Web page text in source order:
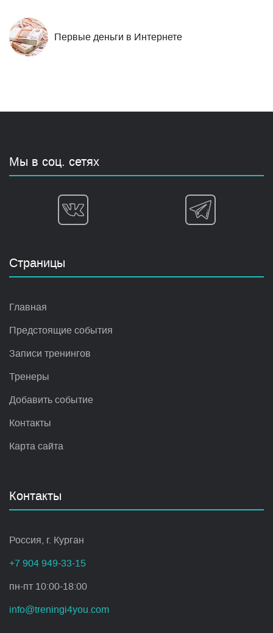
Первые деньги в Интернете
Мы в соц. сетях
Страницы
Главная
Предстоящие события
Записи тренингов
Тренеры
Добавить событие
Контакты
Карта сайта
Контакты
Россия, г. Курган
+7 904 949-33-15
пн-пт 10:00-18:00
info@treningi4you.com